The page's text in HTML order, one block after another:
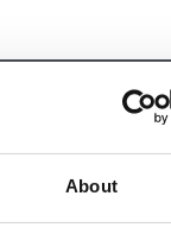
About